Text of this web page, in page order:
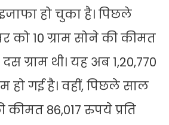
हो चुका है। पिछले
को 10 ग्राम सोने की कीमत
ग्राम थी। यह अब 1,20,770
हो गई है। वहीं, पिछले साल
86,017 रुपये प्रति